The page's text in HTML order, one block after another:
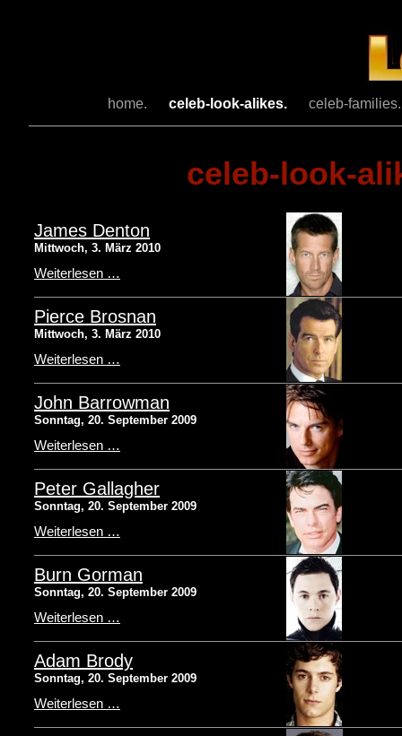
home. celeb-look-alikes. celeb-
celeb-look-
James Denton
Mittwoch, 3. März 2010
Weiterlesen …
Pierce Brosnan
Mittwoch, 3. März 2010
Weiterlesen …
John Barrowman
Sonntag, 20. September 2009
Weiterlesen …
Peter Gallagher
Sonntag, 20. September 2009
Weiterlesen …
Burn Gorman
Sonntag, 20. September 2009
Weiterlesen …
Adam Brody
Sonntag, 20. September 2009
Weiterlesen …